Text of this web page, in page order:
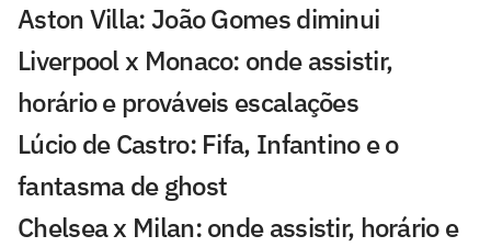
Aston Villa: João Gomes diminui
Liverpool x Monaco: onde assistir,
horário e prováveis escalações
Lúcio de Castro: Fifa, Infantino e o
fantasma de ghost
Chelsea x Milan: onde assistir, horário e